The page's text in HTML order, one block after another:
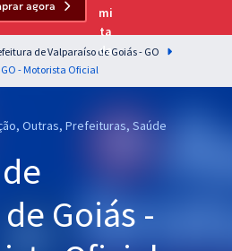
para as principais
agora
de Valparaíso de Goiás - GO
- Motorista Oficial
Outras, Prefeituras, Saúde
Goiás -